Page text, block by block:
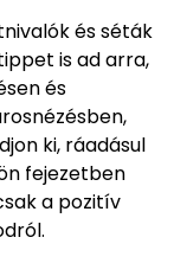
és séták
is ad arra,
és
ki, ráadásul
fejezetben
a pozitív